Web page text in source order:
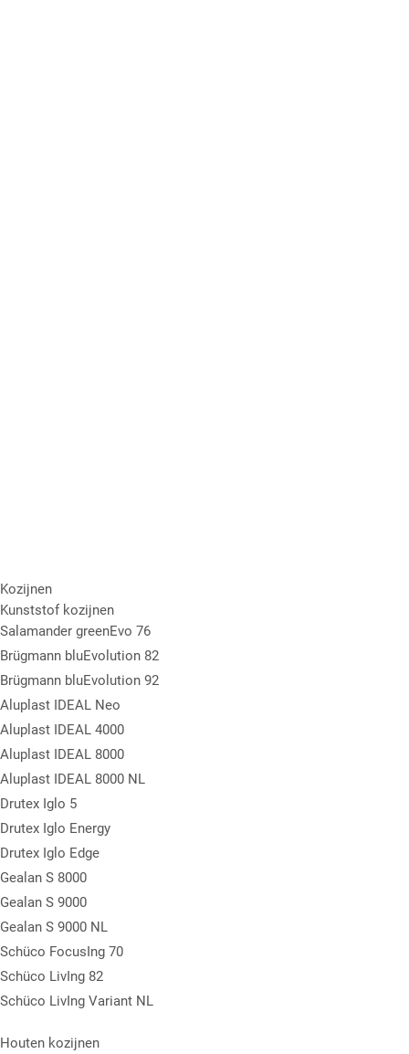
Kozijnen
Kunststof kozijnen
Salamander greenEvo 76
Brügmann bluEvolution 82
Brügmann bluEvolution 92
Aluplast IDEAL Neo
Aluplast IDEAL 4000
Aluplast IDEAL 8000
Aluplast IDEAL 8000 NL
Drutex Iglo 5
Drutex Iglo Energy
Drutex Iglo Edge
Gealan S 8000
Gealan S 9000
Gealan S 9000 NL
Schüco FocusIng 70
Schüco LivIng 82
Schüco LivIng Variant NL
Houten kozijnen